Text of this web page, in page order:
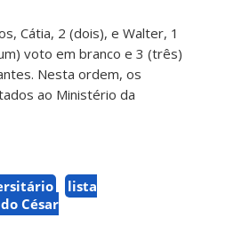
Cátia, 2 (dois), e Walter, 1
voto em branco e 3 (três)
Nesta ordem, os
ao Ministério da
lista
César